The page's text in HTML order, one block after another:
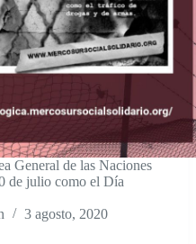
General de las Naciones
de julio como el Día
3 agosto, 2020